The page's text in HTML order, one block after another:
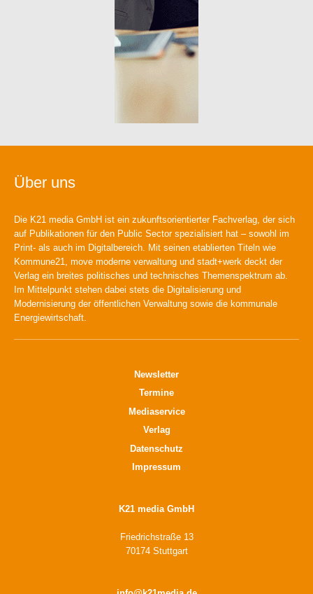
Über uns
Die K21 media GmbH ist ein zukunftsorientierter Fachverlag, der sich
auf Publikationen für den Public Sector spezialisiert hat – sowohl im
Print- als auch im Digitalbereich. Mit seinen etablierten Titeln wie
Kommune21, move moderne verwaltung und stadt+werk deckt der
Verlag ein breites politisches und technisches Themenspektrum ab.
Im Mittelpunkt stehen dabei stets die Digitalisierung und
Modernisierung der öffentlichen Verwaltung sowie die kommunale
Energiewirtschaft.
Newsletter
Termine
Mediaservice
Verlag
Datenschutz
Impressum
K21 media GmbH
Friedrichstraße 13
70174 Stuttgart